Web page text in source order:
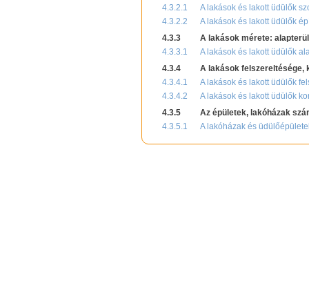
4.3.2.1
A lakások és lakott üdülők
4.3.2.2
A lakások és lakott üdülők
4.3.3
A lakások mérete:
4.3.3.1
A lakások és lakott üdülők
4.3.4
A lakások felszereltésége,
4.3.4.1
A lakások és lakott üdülők
4.3.4.2
A lakások és lakott üdülők
4.3.5
Az épületek, lakóházak
4.3.5.1
A lakóházak és